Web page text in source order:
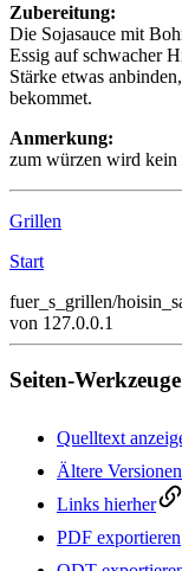
Zubereitung:
Die Sojasauce mit
Essig auf schwacher
Stärke etwas
bekommet.
Anmerkung:
zum würzen wird kein
Grillen
Start
fuer_s_grillen/
von 127.0.0.1
Seiten-Werkzeuge
Quelltext
Ältere Versionen
Links hierher
PDF exportieren